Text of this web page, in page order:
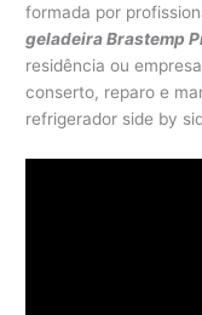
formada por
geladeira Brastemp
residência ou
conserto, reparo e
refrigerador side by